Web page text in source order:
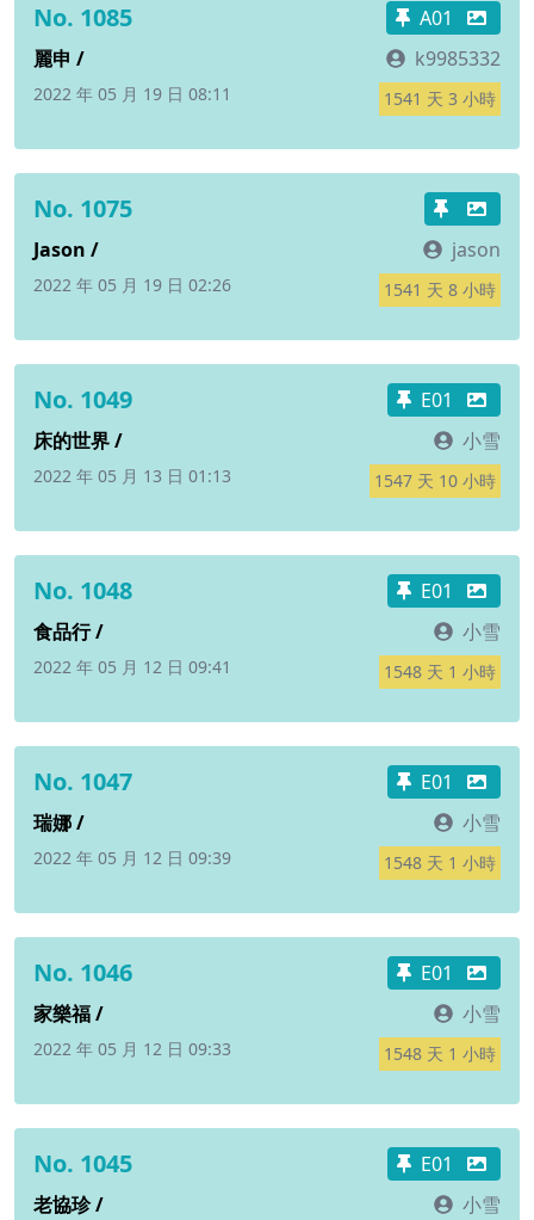
No. 1085
A01
麗申 /
k9985332
2022 年 05 月 19 日 08:11 1541 天 3 小時
No. 1075
Jason / jason
2022 年 05 月 19 日 02:26 1541 天 8 小時
No. 1049
E01
床的世界 /
小雪
2022 年 05 月 13 日 01:13 1547 天 10 小時
No. 1048
E01
食品行 /
小雪
2022 年 05 月 12 日 09:41 1548 天 1 小時
No. 1047
E01
瑞娜 /
小雪
2022 年 05 月 12 日 09:39 1548 天 1 小時
No. 1046
E01
家樂福 /
小雪
2022 年 05 月 12 日 09:33 1548 天 1 小時
No. 1045
E01
老協珍 /
小雪